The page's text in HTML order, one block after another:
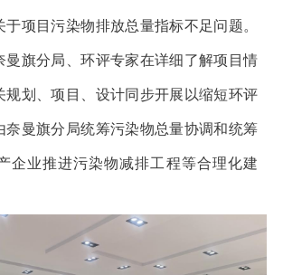
项目污染物排放总量指标不足问题。
曼旗分局、环评专家在详细了解项目情
规划、项目、设计同步开展以缩短环评
奈曼旗分局统筹污染物总量协调和统筹
企业推进污染物减排工程等合理化建